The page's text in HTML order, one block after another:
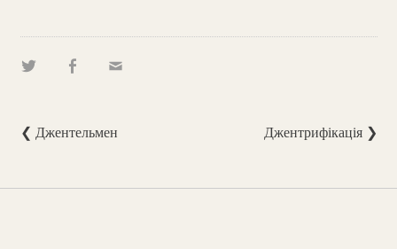
❮ Джентельмен Джентрифікація ❯